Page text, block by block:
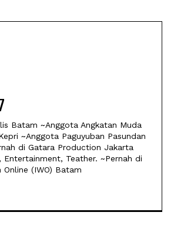
Batam ~Anggota Angkatan Muda
~Anggota Paguyuban Pasundan
di Gatara Production Jakarta
Entertainment, Teather. ~Pernah di
(IWO) Batam